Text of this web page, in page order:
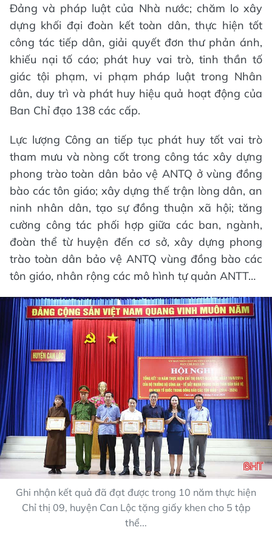
Đảng và pháp luật của Nhà nước; chăm lo xây
dựng khối đại đoàn kết toàn dân, thực hiện tốt
công tác tiếp dân, giải quyết đơn thư phản ánh,
khiếu nại tố cáo; phát huy vai trò, tinh thần tố
giác tội phạm, vi phạm pháp luật trong Nhân
dân, duy trì và phát huy hiệu quả hoạt động của
Ban Chỉ đạo 138 các cấp.
Lực lượng Công an tiếp tục phát huy tốt vai trò
tham mưu và nòng cốt trong công tác xây dựng
phong trào toàn dân bảo vệ ANTQ ở vùng đồng
bào các tôn giáo; xây dựng thế trận lòng dân, an
ninh nhân dân, tạo sự đồng thuận xã hội; tăng
cường công tác phối hợp giữa các ban, ngành,
đoàn thể từ huyện đến cơ sở, xây dựng phong
trào toàn dân bảo vệ ANTQ vùng đồng bào các
tôn giáo, nhân rộng các mô hình tự quản ANTT…
Ghi nhận kết quả đã đạt được trong 10 năm thực hiện
Chỉ thị 09, huyện Can Lộc tặng giấy khen cho 5 tập
thể...